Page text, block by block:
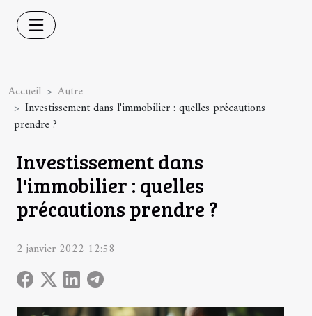
Accueil
Autre
Investissement dans l'immobilier : quelles précautions
prendre ?
Investissement dans
l'immobilier : quelles
précautions prendre ?
2 janvier 2022 12:58